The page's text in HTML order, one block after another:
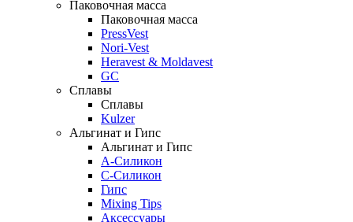
Паковочная масса
Паковочная масса
PressVest
Nori-Vest
Heravest & Moldavest
GC
Сплавы
Сплавы
Kulzer
Альгинат и Гипс
Альгинат и Гипс
A-Силикон
C-Силикон
Гипс
Mixing Tips
Аксессуары